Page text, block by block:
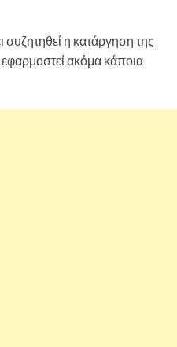
η κατάργηση της
ακόμα κάποια